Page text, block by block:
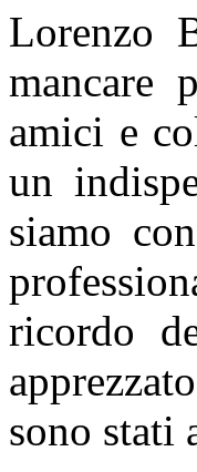
Lorenzo
mancare
amici e
un
siamo
ricordo
sono stati